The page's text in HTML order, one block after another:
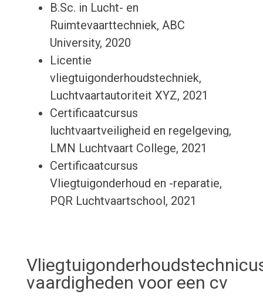
B.Sc. in Lucht- en
Ruimtevaarttechniek, ABC
University, 2020
Licentie
vliegtuigonderhoudstechniek,
Luchtvaartautoriteit XYZ, 2021
Certificaatcursus
luchtvaartveiligheid en regelgeving,
LMN Luchtvaart College, 2021
Certificaatcursus
Vliegtuigonderhoud en -reparatie,
PQR Luchtvaartschool, 2021
vaardigheden voor een cv